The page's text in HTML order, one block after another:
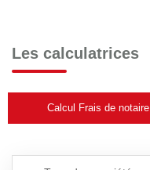
Les calculatrices
Calcul Frais de notaire